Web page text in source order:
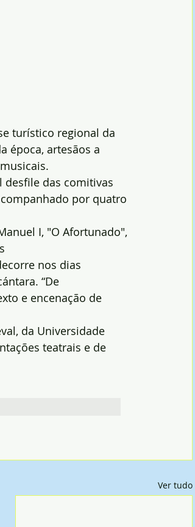
turístico regional da
época, artesãos a
desfile das comitivas
por quatro
I, "O Afortunado",
nos dias
“De
e encenação de
da Universidade
teatrais e de
Ver tudo